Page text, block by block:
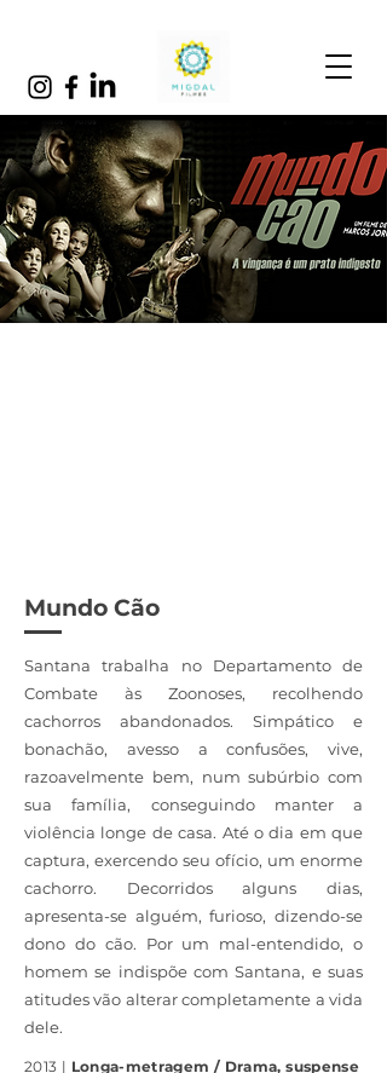
Mundo Cão
Santana trabalha no Departamento de
Combate às Zoonoses, recolhendo
cachorros abandonados. Simpático e
bonachão, avesso a confusões, vive,
razoavelmente bem, num subúrbio com
sua família, conseguindo manter a
violência longe de casa. Até o dia em que
captura, exercendo seu ofício, um enorme
cachorro. Decorridos alguns dias,
apresenta-se alguém, furioso, dizendo-se
dono do cão. Por um mal-entendido, o
homem se indispõe com Santana, e suas
atitudes vão alterar completamente a vida
dele.
2013 | Longa-metragem / Drama, suspense